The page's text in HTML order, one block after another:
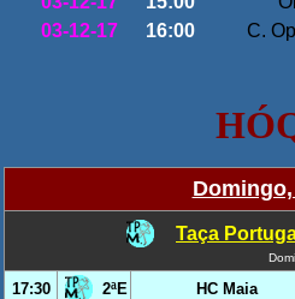
03-12-17
16:00 C.
HÓQUEI
Taça
17:30 2ªE HC Maia